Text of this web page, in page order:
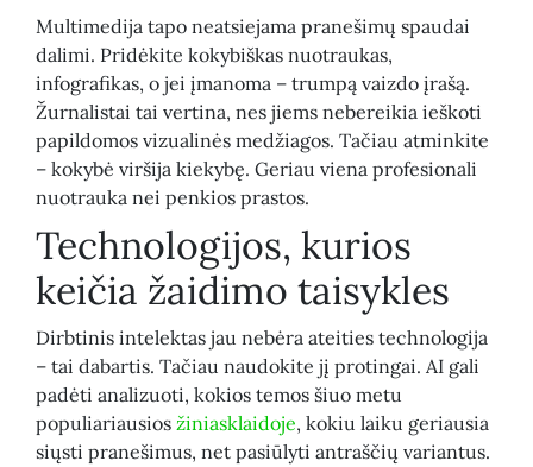
Multimedija tapo neatsiejama pranešimų spaudai
dalimi. Pridėkite kokybiškas nuotraukas,
infografikas, o jei įmanoma – trumpą vaizdo įrašą.
Žurnalistai tai vertina, nes jiems nebereikia ieškoti
papildomos vizualinės medžiagos. Tačiau atminkite
– kokybė viršija kiekybę. Geriau viena profesionali
nuotrauka nei penkios prastos.
Technologijos, kurios
keičia žaidimo taisykles
Dirbtinis intelektas jau nebėra ateities technologija
– tai dabartis. Tačiau naudokite jį protingai. AI gali
padėti analizuoti, kokios temos šiuo metu
populiariausios žiniasklaidoje, kokiu laiku geriausia
siųsti pranešimus, net pasiūlyti antraščių variantus.